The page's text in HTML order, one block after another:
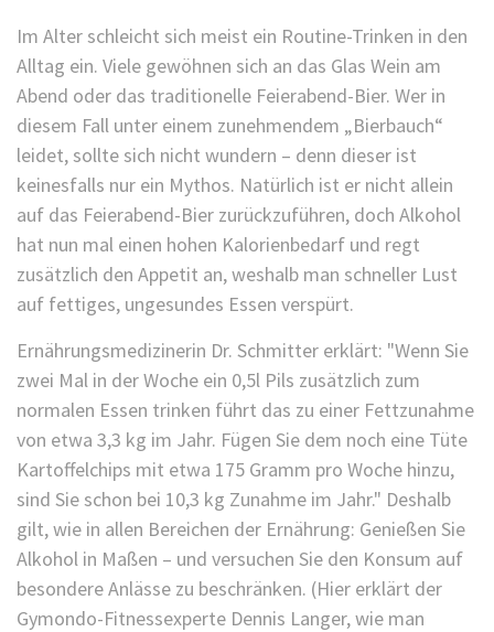
Im Alter schleicht sich meist ein Routine-Trinken in den
Alltag ein. Viele gewöhnen sich an das Glas Wein am
Abend oder das traditionelle Feierabend-Bier. Wer in
diesem Fall unter einem zunehmendem „Bierbauch“
leidet, sollte sich nicht wundern – denn dieser ist
keinesfalls nur ein Mythos. Natürlich ist er nicht allein
auf das Feierabend-Bier zurückzuführen, doch Alkohol
hat nun mal einen hohen Kalorienbedarf und regt
zusätzlich den Appetit an, weshalb man schneller Lust
auf fettiges, ungesundes Essen verspürt.
Ernährungsmedizinerin Dr. Schmitter erklärt: "Wenn Sie
zwei Mal in der Woche ein 0,5l Pils zusätzlich zum
normalen Essen trinken führt das zu einer Fettzunahme
von etwa 3,3 kg im Jahr. Fügen Sie dem noch eine Tüte
Kartoffelchips mit etwa 175 Gramm pro Woche hinzu,
sind Sie schon bei 10,3 kg Zunahme im Jahr." Deshalb
gilt, wie in allen Bereichen der Ernährung: Genießen Sie
Alkohol in Maßen – und versuchen Sie den Konsum auf
besondere Anlässe zu beschränken. (Hier erklärt der
Gymondo-Fitnessexperte Dennis Langer, wie man